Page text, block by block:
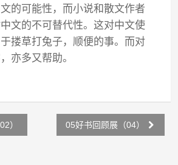
的可能性，而小说和散文作者
文的不可替代性。这对中文使
搂草打兔子，顺便的事。而对
亦多又帮助。
） 05好书回顾展（04）